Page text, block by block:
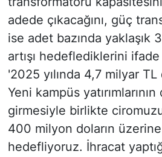
adede çıkacağını, güç
ise adet bazında yaklaşık
artışı hedeflediklerini
'2025 yılında 4,7 milyar TL
Yeni kampüs
girmesiyle birlikte
400 milyon doların üzerine
hedefliyoruz. İhracat